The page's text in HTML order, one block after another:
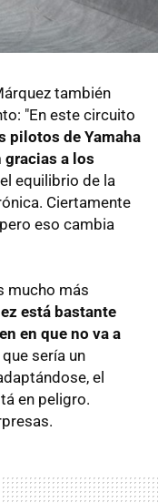
también
"En este circuito
pilotos de Yamaha
a los
equilibrio de la
Ciertamente
eso cambia
mucho más
está bastante
en que no va a
que sería un
el
en peligro.